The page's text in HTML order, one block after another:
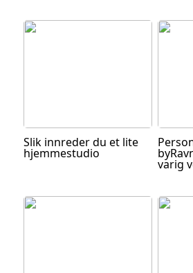
Slik innreder du et lite
hjemmestudio
varig